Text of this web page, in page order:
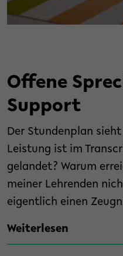
Offene
Support
Der Stundenplan
Leistung ist im
gelandet? Warum
meiner Lehrenden
eigentlich einen
Weiterlesen